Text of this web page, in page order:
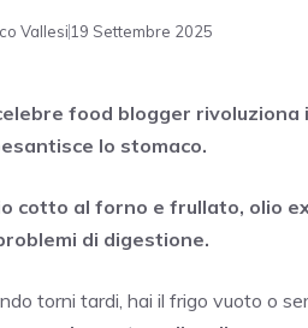
Vallesi 19 Settembre 2025
food blogger rivoluziona
lo stomaco.
cotto al forno e frullato, olio
di digestione.
torni tardi, hai il frigo vuoto o